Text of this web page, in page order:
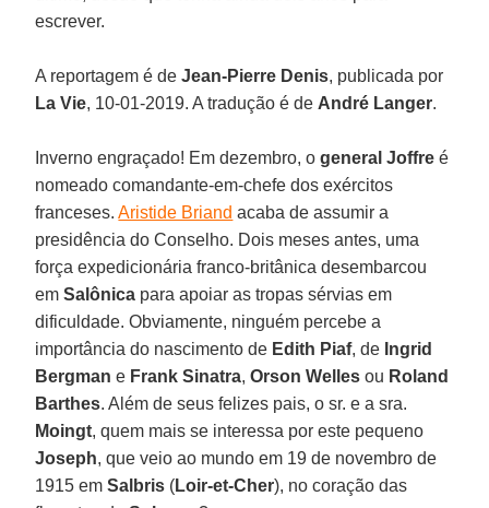
escrever.
A reportagem é deJean-Pierre Denis, publicada por
La Vie, 10-01-2019. A tradução é de André Langer.
Inverno engraçado! Em dezembro, ogeneral Joffre é
nomeado comandante-em-chefe dos exércitos
franceses.Aristide Briand acaba de assumir a
presidência do Conselho. Dois meses antes, uma
força expedicionária franco-britânica desembarcou
emSalônica para apoiar as tropas sérvias em
dificuldade. Obviamente, ninguém percebe a
importância do nascimento de Edith Piaf, de Ingrid
Bergman e Frank Sinatra,Orson Welles ou Roland
Barthes. Além de seus felizes pais, o sr. e a sra.
Moingt, quem mais se interessa por este pequeno
Joseph, que veio ao mundo em 19 de novembro de
1915 emSalbris (Loir-et-Cher), no coração das